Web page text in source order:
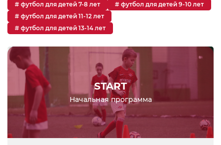
# футбол для детей 7-8 лет
# футбол для детей 9-10 лет
# футбол для детей 11-12 лет
# футбол для детей 13-14 лет
START
Начальная программа